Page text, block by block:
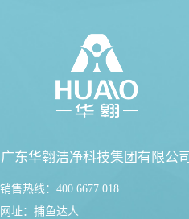
广东华翱洁净科技集团有限公司
销售热线：400 6677 018
网址： 捕鱼达人